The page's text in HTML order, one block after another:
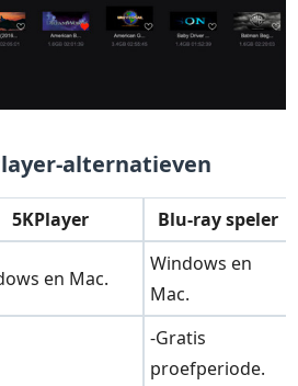
alternatieven
5KPlayer Blu-ray speler
en Mac.
Windows en
Mac.
-Gratis
proefperiode.